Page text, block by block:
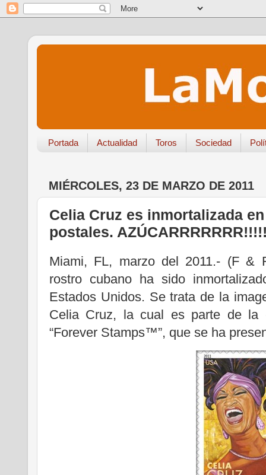
Portada Actualidad Toros Sociedad
MIÉRCOLES, 23 DE MARZO DE 2011
Celia Cruz es inmortalizada
postales.
Miami, FL, marzo del 2011.- (F &
rostro cubano ha sido
Estados Unidos. Se trata de la
Celia Cruz, la cual es parte de la
“Forever Stamps™”, que se ha